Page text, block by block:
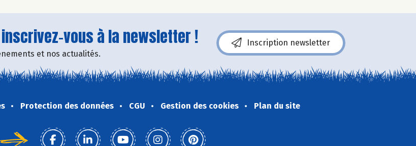
vous à la newsletter !
et nos actualités.
Inscription newsletter
Protection des données CGU Gestion des cookies Plan du site